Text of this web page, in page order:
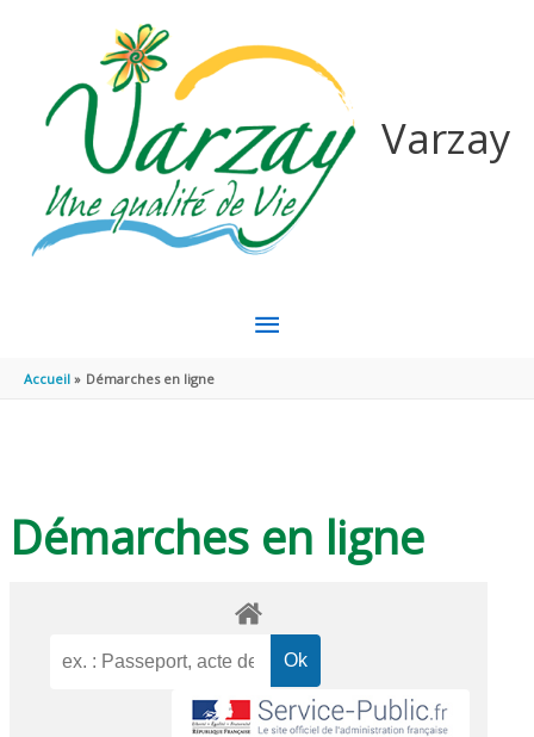
Varzay
MENU
Accueil Démarches en ligne
Démarches en ligne